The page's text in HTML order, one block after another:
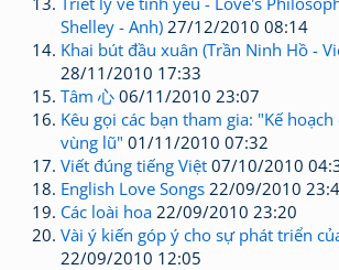
Shelley - Anh) 27/12/2010 08:14
Khai bút đầu xuân (Trần Ninh Hồ -
28/11/2010 17:33
Tâm 心 06/11/2010 23:07
Kêu gọi các bạn tham gia: "Kế
vùng lũ" 01/11/2010 07:32
Viết đúng tiếng Việt 07/10/2010
English Love Songs 22/09/2010
Các loài hoa 22/09/2010 23:20
Vài ý kiến góp ý cho sự phát triển
22/09/2010 12:05